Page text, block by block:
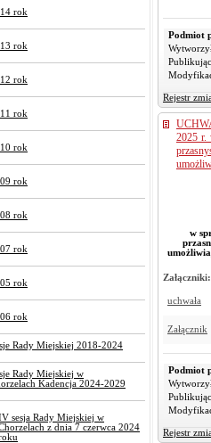
rok
rok
rok
rok
rok
rok
rok
rok
rok
rok
Rady Miejskiej 2018-2024
Rady Miejskiej w
Kadencja 2024-2029
sesja Rady Miejskiej w
z dnia 7 czerwca 2024
Podmiot
Rejestr
2025 r.
w
Załączniki:
uchwała
Załącznik
Podmiot
Rejestr